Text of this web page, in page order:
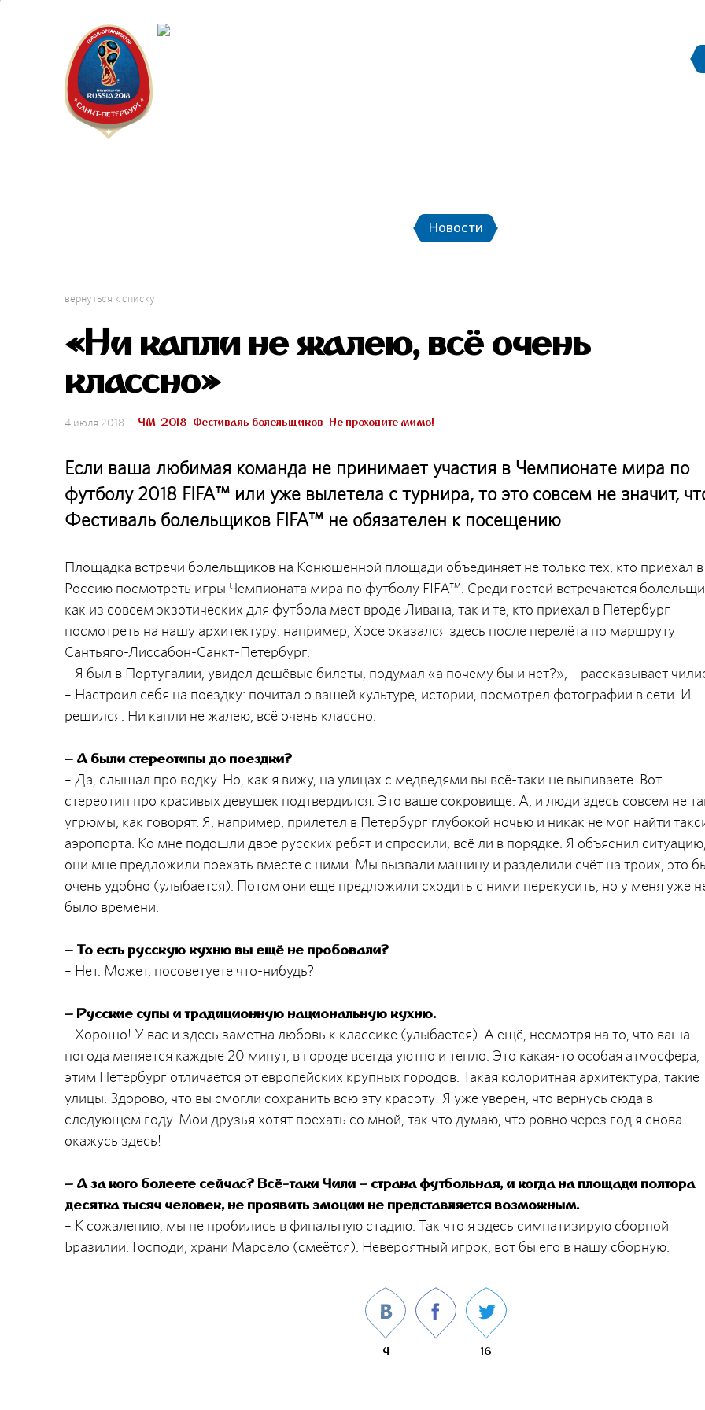
Новости
вернуться к списку
«Ни капли не жалею, всё очень
классно»
4 июля 2018 ЧМ-2018 Фестиваль болельщиков Не проходите мимо!
Если ваша любимая команда не принимает участия в Чемпионате мира по
футболу 2018 FIFA™ или уже вылетела с турнира, то это совсем не значит,
Фестиваль болельщиков FIFA™ не обязателен к посещению
Площадка встречи болельщиков на Конюшенной площади объединяет не только тех, кто приехал в
Россию посмотреть игры Чемпионата мира по футболу FIFA™. Среди гостей встречаются
как из совсем экзотических для футбола мест вроде Ливана, так и те, кто приехал в Петербург
посмотреть на нашу архитектуру: например, Хосе оказался здесь после перелёта по маршруту
Сантьяго-Лиссабон-Санкт-Петербург.
– Я был в Португалии, увидел дешёвые билеты, подумал «а почему бы и нет?», – рассказывает
– Настроил себя на поездку: почитал о вашей культуре, истории, посмотрел фотографии в сети. И
решился. Ни капли не жалею, всё очень классно.
– А были стереотипы до поездки?
– Да, слышал про водку. Но, как я вижу, на улицах с медведями вы всё-таки не выпиваете. Вот
стереотип про красивых девушек подтвердился. Это ваше сокровище. А, и люди здесь совсем не
угрюмы, как говорят. Я, например, прилетел в Петербург глубокой ночью и никак не мог найти
аэропорта. Ко мне подошли двое русских ребят и спросили, всё ли в порядке. Я объяснил
они мне предложили поехать вместе с ними. Мы вызвали машину и разделили счёт на троих, это
очень удобно (улыбается). Потом они еще предложили сходить с ними перекусить, но у меня уже
было времени.
– То есть русскую кухню вы ещё не пробовали?
– Нет. Может, посоветуете что-нибудь?
– Русские супы и традиционную национальную кухню.
– Хорошо! У вас и здесь заметна любовь к классике (улыбается). А ещё, несмотря на то, что ваша
погода меняется каждые 20 минут, в городе всегда уютно и тепло. Это какая-то особая атмосфера,
этим Петербург отличается от европейских крупных городов. Такая колоритная архитектура, такие
улицы. Здорово, что вы смогли сохранить всю эту красоту! Я уже уверен, что вернусь сюда в
следующем году. Мои друзья хотят поехать со мной, так что думаю, что ровно через год я снова
окажусь здесь!
– А за кого болеете сейчас? Всё-таки Чили – страна футбольная, и когда на площади полтора
десятка тысяч человек, не проявить эмоции не представляется возможным.
– К сожалению, мы не пробились в финальную стадию. Так что я здесь симпатизирую сборной
Бразилии. Господи, храни Марсело (смеётся). Невероятный игрок, вот бы его в нашу сборную.
4 16